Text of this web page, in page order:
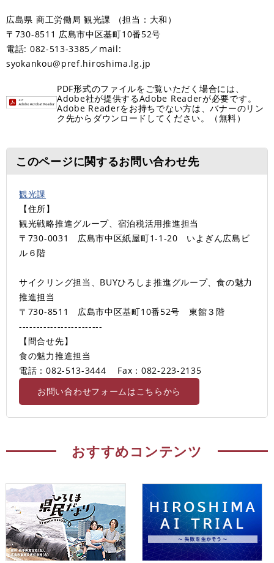
広島県 商工労働局 観光課 （担当：大和）
〒730-8511 広島市中区基町10番52号
電話: 082-513-3385／mail:
syokankou@pref.hiroshima.lg.jp
PDF形式のファイルをご覧いただく場合には、
Adobe社が提供するAdobe Readerが必要です。
Adobe Readerをお持ちでない方は、バナーのリン
ク先からダウンロードしてください。（無料）
このページに関するお問い合わせ先
観光課
【住所】
観光戦略推進グループ、宿泊税活用推進担当
〒730-0031 広島市中区紙屋町1-1-20 いよぎん広島ビ
ル６階
サイクリング担当、BUYひろしま推進グループ、食の魅力
推進担当
〒730-8511 広島市中区基町10番52号 東館３階
------------------------
【問合せ先】
食の魅力推進担当
電話：082-513-3444
Fax：082-223-2135
お問い合わせフォームはこちらから
おすすめコンテンツ